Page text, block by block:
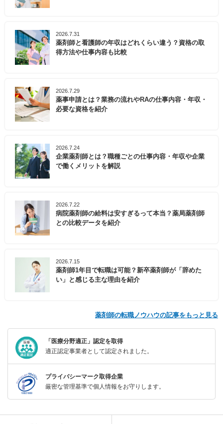
2026.7.31
薬剤師と看護師の年収はどれくらい違う？資格の取
得方法や仕事内容も比較
2026.7.29
薬事申請とは？業務の流れやRAの仕事内容・年収・
必要な資格を紹介
2026.7.24
企業薬剤師とは？職種ごとの仕事内容・年収や企業
で働くメリットを解説
2026.7.22
病院薬剤師の給料は安すぎるって本当？薬局薬剤師
との比較データを紹介
2026.7.15
薬剤師1年目で転職は可能？新卒薬剤師が「辞めた
い」と感じる主な理由を紹介
薬剤師の転職ノウハウの記事をもっと見る
「医療分野適正」認定を取得
適正認定事業者として認定されました。
プライバシーマーク取得企業
厳密な管理基準で個人情報をお守りします。